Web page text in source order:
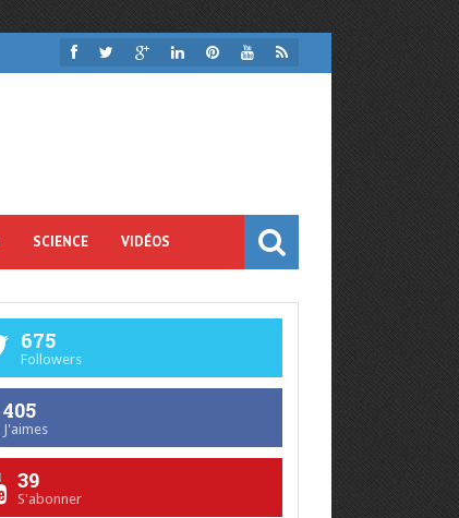
SCIENCE VIDÉOS
675
Followers
405
J'aimes
39
S'abonner